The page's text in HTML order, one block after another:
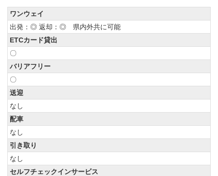
ワンウェイ
出発：◎ 返却：◎ 県内外共に可能
ETCカード貸出
〇
バリアフリー
〇
送迎
なし
配車
なし
引き取り
なし
セルフチェックインサービス